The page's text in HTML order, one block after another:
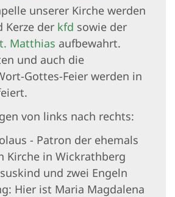
unserer Kirche werden
Kerze der kfd sowie der
Matthias aufbewahrt.
und auch die
Gottes-Feier werden in
von links nach rechts:
- Patron der ehemals
Kirche in Wickrathberg
und zwei Engeln
Hier ist Maria Magdalena